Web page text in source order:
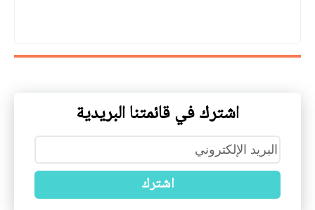
اشترك في قائمتنا البريدية
اشترك